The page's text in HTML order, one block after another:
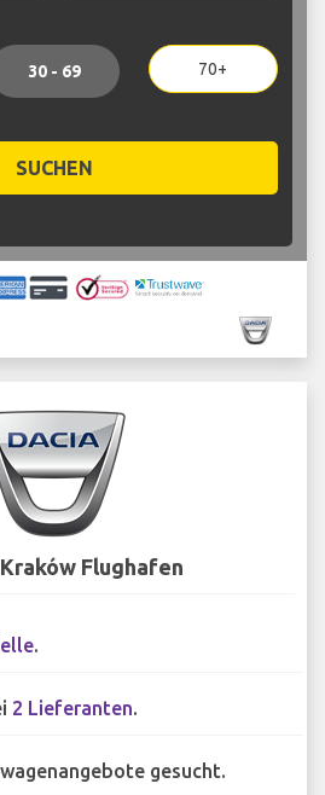
30 - 69 70+
SUCHEN
Flughafen
.
2 Lieferanten.
gesucht.